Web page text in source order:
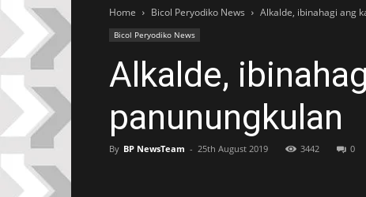
Home Bicol Peryodiko News Alkalde, ibinahagi ang
Bicol Peryodiko News
Alkalde,
panunungkulan
By BP NewsTeam - 25th August 2019 3442 0